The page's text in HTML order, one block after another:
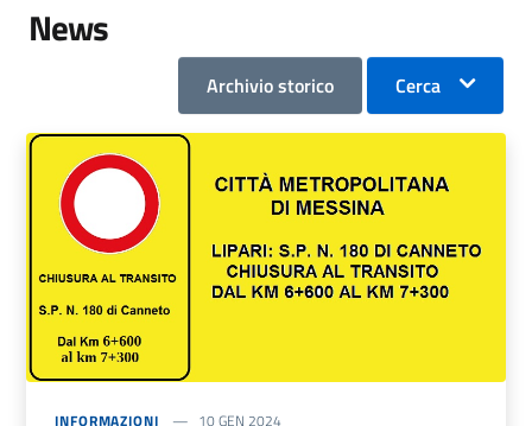
News
Archivio storico Cerca
INFORMAZIONI 10 GEN 2024